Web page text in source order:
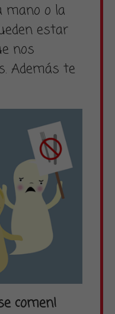
mano o la
estar
nos
Además te
comen!